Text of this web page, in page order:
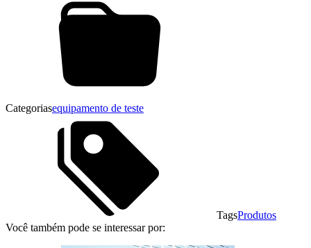
Categoriasequipamento de teste
TagsProdutos
Você também pode se interessar por: